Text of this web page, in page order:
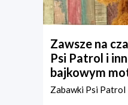
Zawsze na
Psi Patrol i
bajkowym
Zabawki Psi Patrol